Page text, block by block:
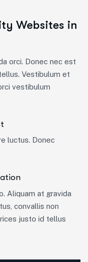
Websites in
orci. Donec nec est
Vestibulum et
vestibulum
luctus. Donec
Aliquam at gravida
convallis non
justo id tellus